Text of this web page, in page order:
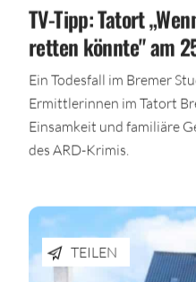
TV-Tipp: Tatort
retten könnte" am
Ein Todesfall im Bremer
Ermittlerinnen im Tatort
Einsamkeit und familiäre
des ARD-Krimis.
TEILEN